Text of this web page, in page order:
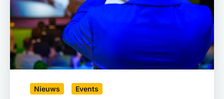
Nieuws Events